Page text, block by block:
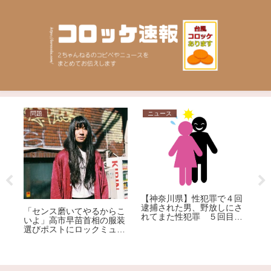
問題
「センス磨いてやるからこ
いよ」高市早苗首相の服装
選びポストにロックミュー
ニュース
【神奈川県】性犯罪で４回
逮捕された男、野放しにさ
れてまた性犯罪 ５回目の